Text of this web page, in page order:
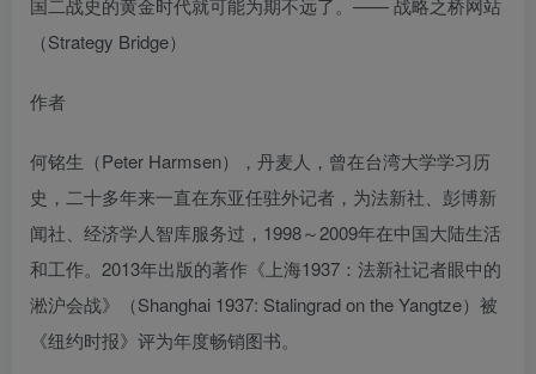
国二战史的黄金时代就可能为期不远了。—— 战略之桥网站
（Strategy Bridge）
作者
何铭生（Peter Harmsen），丹麦人，曾在台湾大学学习历
史，二十多年来一直在东亚任驻外记者，为法新社、彭博新
闻社、经济学人智库服务过，1998～2009年在中国大陆生活
和工作。2013年出版的著作《上海1937：法新社记者眼中的
淞沪会战》（Shanghai 1937: Stalingrad on the Yangtze）被
《纽约时报》评为年度畅销图书。